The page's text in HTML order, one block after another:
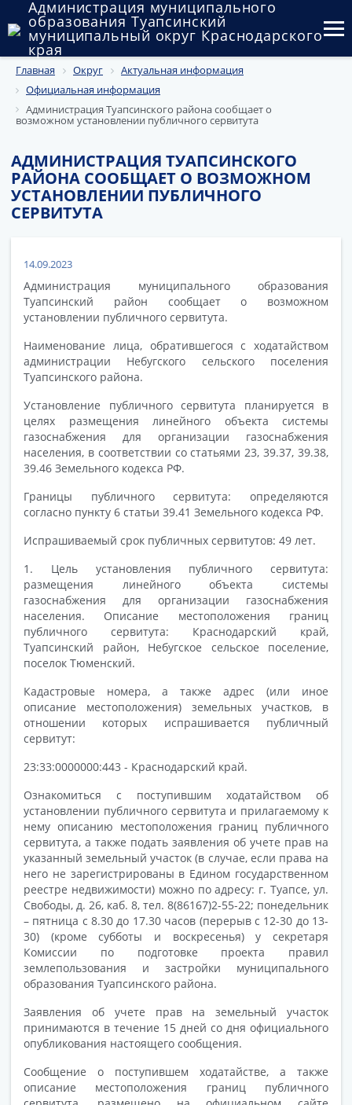
Администрация муниципального
образования Туапсинский
муниципальный округ Краснодарского
края
Округ
Администрация
Государственный и муниципальный контроль
Муниципальное имущество
Документы
Главная Округ
Актуальная информация
Официальная информация
Администрация Туапсинского района сообщает о
возможном установлении публичного сервитута
АДМИНИСТРАЦИЯ ТУАПСИНСКОГО
РАЙОНА СООБЩАЕТ О ВОЗМОЖНОМ
УСТАНОВЛЕНИИ ПУБЛИЧНОГО
СЕРВИТУТА
14.09.2023
Администрация муниципального образования
Туапсинский район сообщает о возможном
установлении публичного сервитута.
Наименование лица, обратившегося с ходатайством
администрации Небугского сельского поселения
Туапсинского района.
Установление публичного сервитута планируется в
целях размещения линейного объекта системы
газоснабжения для организации газоснабжения
населения, в соответствии со статьями 23, 39.37, 39.38,
39.46 Земельного кодекса РФ.
Границы публичного сервитута: определяются
согласно пункту 6 статьи 39.41 Земельного кодекса РФ.
Испрашиваемый срок публичных сервитутов: 49 лет.
1. Цель установления публичного сервитута:
размещения линейного объекта системы
газоснабжения для организации газоснабжения
населения. Описание местоположения границ
публичного сервитута: Краснодарский край,
Туапсинский район, Небугское сельское поселение,
поселок Тюменский.
Кадастровые номера, а также адрес (или иное
описание местоположения) земельных участков, в
отношении которых испрашивается публичный
сервитут:
23:33:0000000:443 - Краснодарский край.
Ознакомиться с поступившим ходатайством об
установлении публичного сервитута и прилагаемому к
нему описанию местоположения границ публичного
сервитута, а также подать заявления об учете прав на
указанный земельный участок (в случае, если права на
него не зарегистрированы в Едином государственном
реестре недвижимости) можно по адресу: г. Туапсе, ул.
Свободы, д. 26, каб. 8, тел. 8(86167)2-55-22; понедельник
– пятница с 8.30 до 17.30 часов (перерыв с 12-30 до 13-
30) (кроме субботы и воскресенья) у секретаря
Комиссии по подготовке проекта правил
землепользования и застройки муниципального
образования Туапсинского района.
Заявления об учете прав на земельный участок
принимаются в течение 15 дней со дня официального
опубликования настоящего сообщения.
Сообщение о поступившем ходатайстве, а также
описание местоположения границ публичного